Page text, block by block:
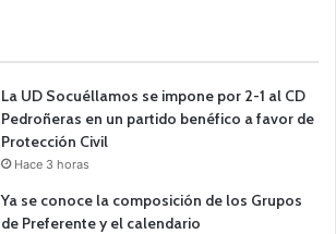
La UD Socuéllamos se impone por 2-1 al CD
Pedroñeras en un partido benéfico a favor de
Protección Civil
Hace 3 horas
Ya se conoce la composición de los Grupos
de Preferente y el calendario